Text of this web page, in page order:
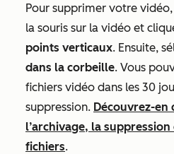
Pour supprimer votre
la souris sur la vidéo et
points verticaux. Ensuite,
dans la corbeille. Vous
fichiers vidéo dans les 30
suppression. Découvrez-en
l’archivage, la
fichiers.